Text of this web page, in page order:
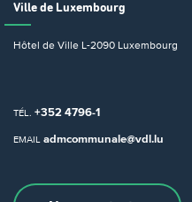
Ville de Luxembourg
Hôtel de Ville L-2090 Luxembourg
TÉL. +352 4796-1
EMAIL admcommunale@vdl.lu